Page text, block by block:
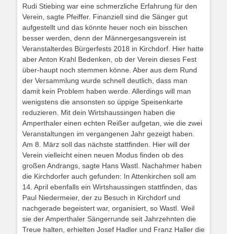
Rudi Stiebing war eine schmerzliche Erfahrung für den
Verein, sagte Pfeiffer. Finanziell sind die Sänger gut
aufgestellt und das könnte heuer noch ein bisschen
besser werden, denn der Männergesangsverein ist
Veranstalterdes Bürgerfests 2018 in Kirchdorf. Hier hatte
aber Anton Krahl Bedenken, ob der Verein dieses Fest
über-haupt noch stemmen könne. Aber aus dem Rund
der Versammlung wurde schnell deutlich, dass man
damit kein Problem haben werde. Allerdings will man
wenigstens die ansonsten so üppige Speisenkarte
reduzieren. Mit dein Wirtshaussingen haben die
Amperthaler einen echten Reißer aufgetan, wie die zwei
Veranstaltungen im vergangenen Jahr gezeigt haben.
Am 8. März soll das nächste stattfinden. Hier will der
Verein vielleicht einen neuen Modus finden ob des
großen Andrangs, sagte Hans Wastl. Nachahmer haben
die Kirchdorfer auch gefunden: In Attenkirchen soll am
14. April ebenfalls ein Wirtshaussingen stattfinden, das
Paul Niedermeier, der zu Besuch in Kirchdorf und
nachgerade begeistert war, organisiert, so Wastl. Weil
sie der Amperthaler Sängerrunde seit Jahrzehnten die
Treue halten, erhielten Josef Hadler und Franz Haller die